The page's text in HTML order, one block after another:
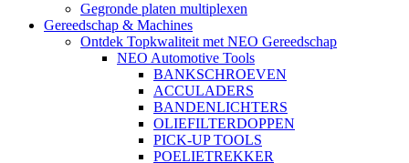
Gegronde platen multiplexen
Gereedschap & Machines
Ontdek Topkwaliteit met NEO Gereedschap
NEO Automotive Tools
BANKSCHROEVEN
ACCULADERS
BANDENLICHTERS
OLIEFILTERDOPPEN
PICK-UP TOOLS
POELIETREKKER